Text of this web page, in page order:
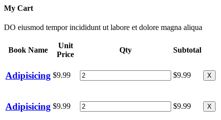
My Cart
DO eiusmod tempor incididunt ut labore et dolore magna aliqua
Book Name
Unit
Price
Qty Subtotal
Adipisicing $9.99 $9.99 X
Adipisicing $9.99 $9.99 X